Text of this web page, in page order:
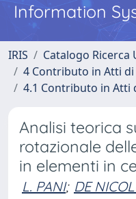
Information
IRIS
Catalogo Ricerca
4 Contributo in Atti
4.1 Contributo in Atti
Analisi teorica
rotazionale
in elementi in
L. PANI; DE